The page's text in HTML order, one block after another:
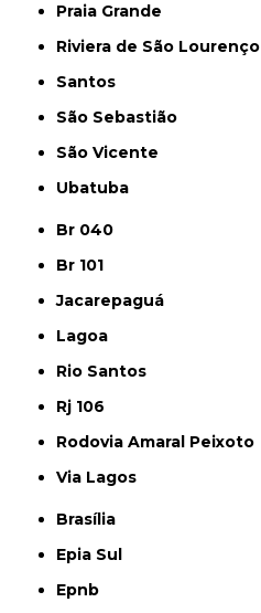
Praia Grande
Riviera de São Lourenço
Santos
São Sebastião
São Vicente
Ubatuba
Br 040
Br 101
Jacarepaguá
Lagoa
Rio Santos
Rj 106
Rodovia Amaral Peixoto
Via Lagos
Brasília
Epia Sul
Epnb